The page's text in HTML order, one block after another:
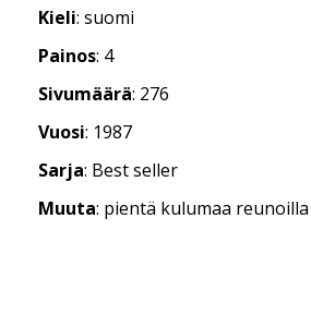
Kieli: suomi
Painos: 4
Sivumäärä: 276
Vuosi: 1987
Sarja: Best seller
Muuta: pientä kulumaa reunoilla